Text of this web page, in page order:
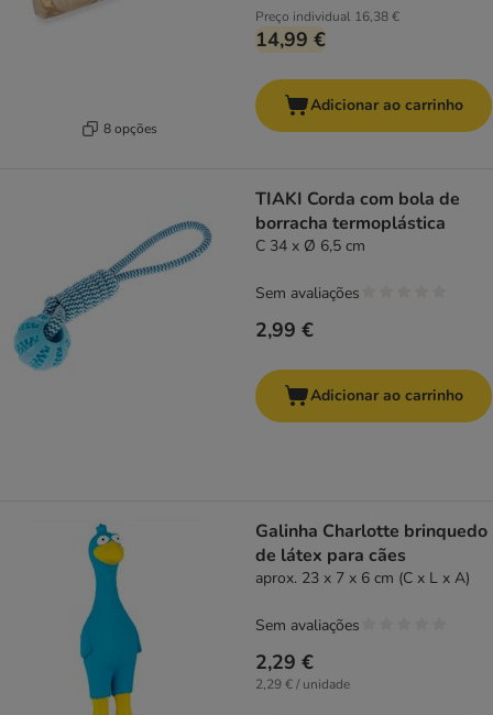
8 opções
Preço individual 16,38 €
14,99 €
Adicionar ao carrinho
TIAKI Corda com bola de
borracha termoplástica
C 34 x Ø 6,5 cm
2,99 €
Sem avaliações
Adicionar ao carrinho
Galinha Charlotte brinquedo
de látex para cães
aprox. 23 x 7 x 6 cm (C x L x A)
2,29 €
2,29 € / unidade
Sem avaliações